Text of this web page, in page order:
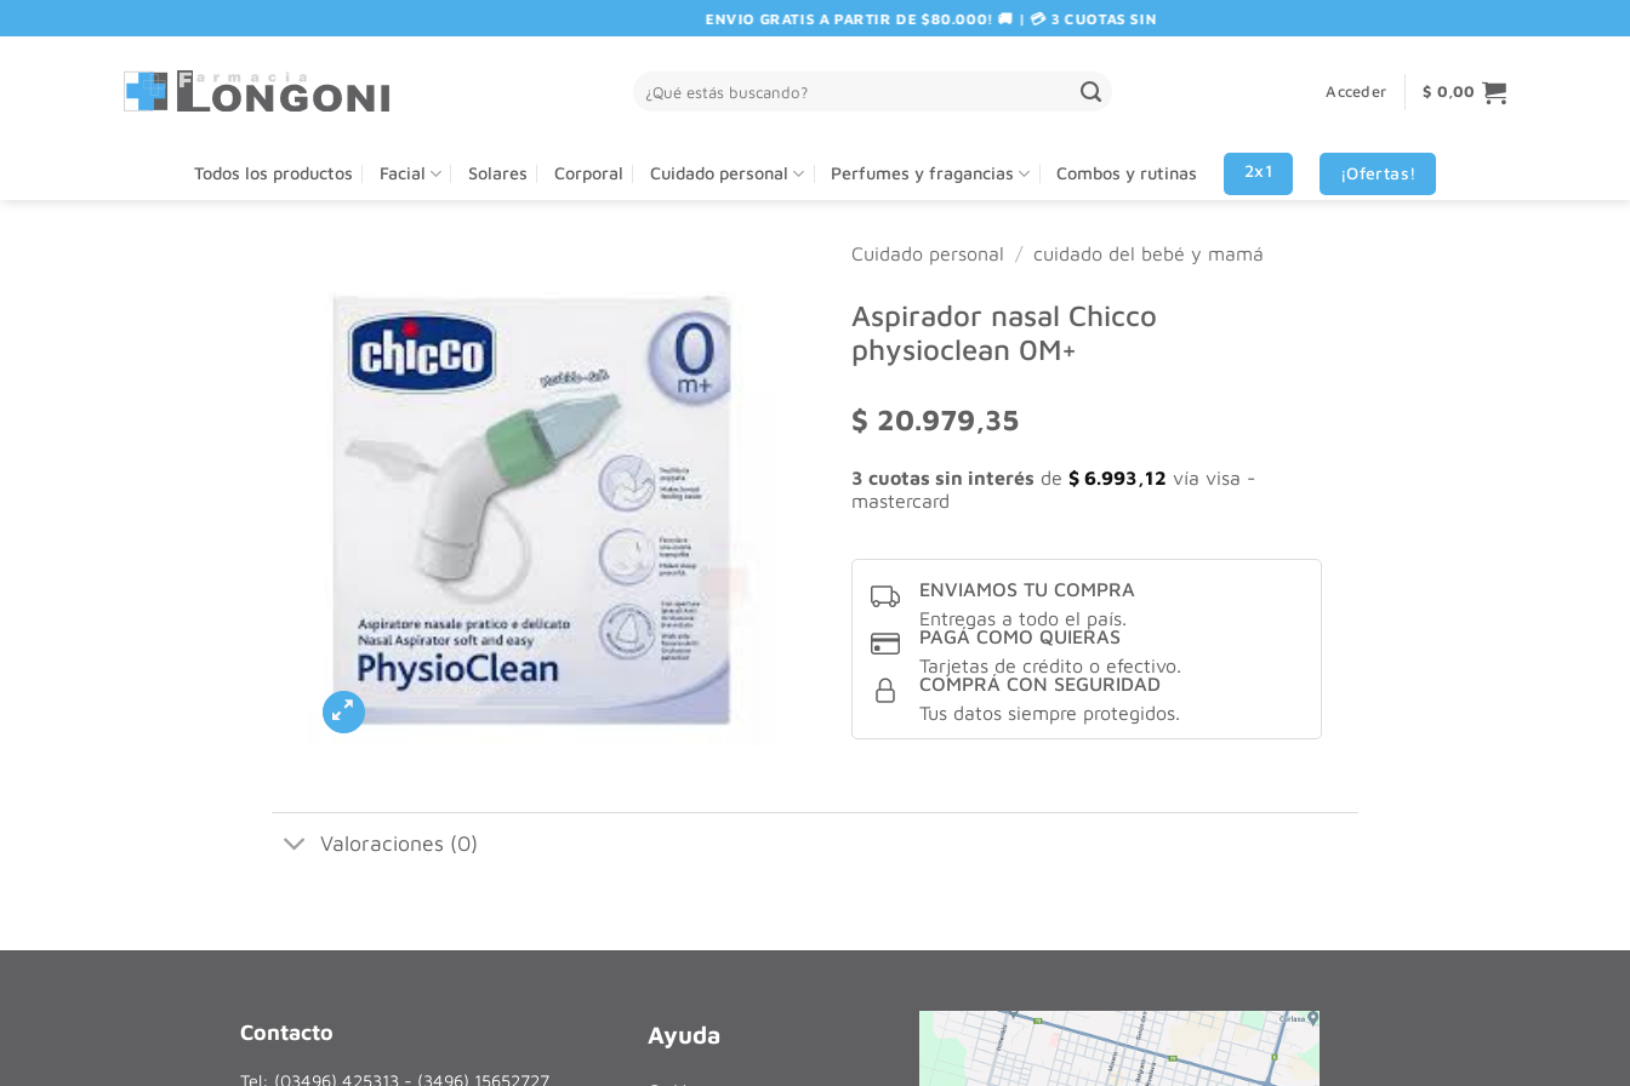
al
ENVIO GRATIS A PARTIR DE $80.000! 🚚 | 💳 3 CUOTAS SIN INTERES VISA - MASTERCARD
por:
Acceder $ 0,00
Todos los productos Facial Solares Corporal Cuidado personal Perfumes y fragancias Combos y rutinas 2x1 ¡Ofertas!
Cuidado personal / cuidado del bebé y mamá
Aspirador nasal Chicco
physioclean 0M+
$ 20.979,35
3 cuotas sin interés de $ 6.993,12 vía visa -
mastercard
ENVIAMOS TU COMPRA
Entregas a todo el país.
PAGÁ COMO QUIERAS
Tarjetas de crédito o efectivo.
COMPRÁ CON SEGURIDAD
Tus datos siempre protegidos.
Valoraciones (0)
Contacto
Tel: (03496) 425313 - (3496) 15652727
Ayuda